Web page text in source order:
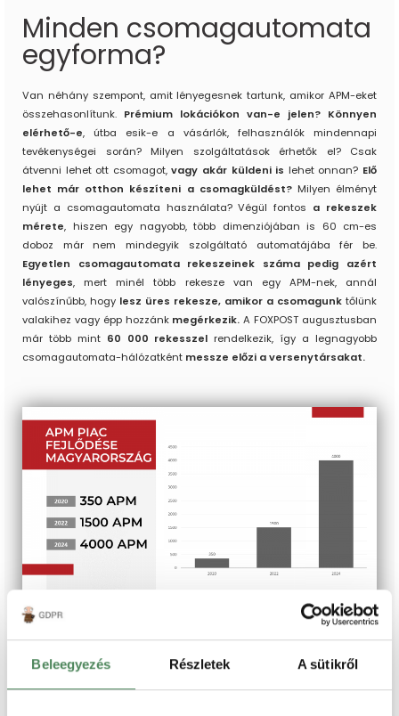
Beleegyezés Részletek A sütikről
Minden csomagautomata
egyforma?
Van néhány szempont, amit lényegesnek tartunk, amikor APM-eket
összehasonlítunk. Prémium lokációkon van-e jelen? Könnyen
elérhető-e, útba esik-e a vásárlók, felhasználók mindennapi
tevékenységei során? Milyen szolgáltatások érhetők el? Csak
átvenni lehet ott csomagot,vagy akár küldeni is lehet onnan? Elő
lehet már otthon készíteni a csomagküldést?Milyen élményt
nyújt a csomagautomata használata? Végül fontos a rekeszek
mérete, hiszen egy nagyobb, több dimenziójában is 60 cm-es
doboz már nem mindegyik szolgáltató automatájába fér be.
Egyetlen csomagautomata rekeszeinek száma pedig azért
lényeges, mert minél több rekesze van egy APM-nek, annál
valószínűbb, hogy lesz üres rekesze, amikor a csomagunk tőlünk
valakihez vagy épp hozzánk megérkezik. A FOXPOST augusztusban
már több mint 60 000 rekesszel rendelkezik, így a legnagyobb
csomagautomata-hálózatként messze előzi a versenytársakat.
Csomagautomatába
szállítani hatékonyabb és